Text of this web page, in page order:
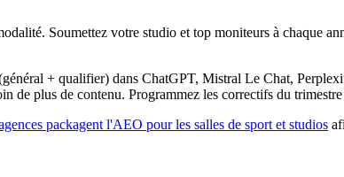
Soumettez votre studio et top moniteurs à chaque
+ qualifier) dans ChatGPT, Mistral Le Chat,
de plus de contenu. Programmez les correctifs du
packagent l'AEO pour les salles de sport et studios